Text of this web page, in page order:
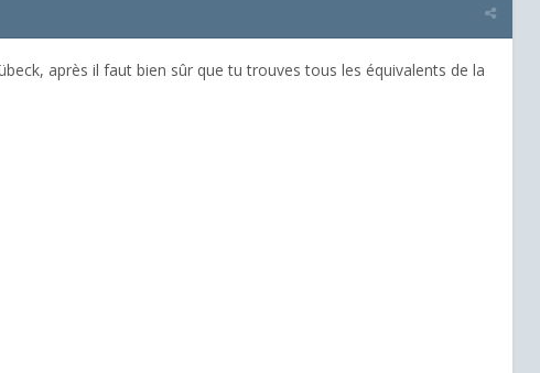
après il faut bien sûr que tu trouves tous les équivalents de la